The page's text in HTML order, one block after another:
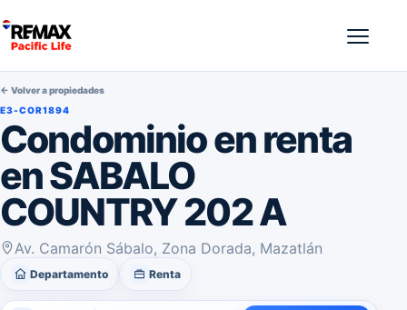
← Volver a propiedades
E3-COR1894
Condominio en renta
en SABALO
COUNTRY 202 A
Av. Camarón Sábalo, Zona Dorada, Mazatlán
Departamento Renta